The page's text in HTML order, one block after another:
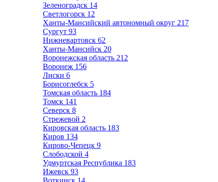
Зеленоградск 14
Светлогорск 12
Ханты-Мансийский автономный округ 217
Сургут 93
Нижневартовск 62
Ханты-Мансийск 20
Воронежская область 212
Воронеж 156
Лиски 6
Борисоглебск 5
Томская область 184
Томск 141
Северск 8
Стрежевой 2
Кировская область 183
Киров 134
Кирово-Чепецк 9
Слободской 4
Удмуртская Республика 183
Ижевск 93
Воткинск 14